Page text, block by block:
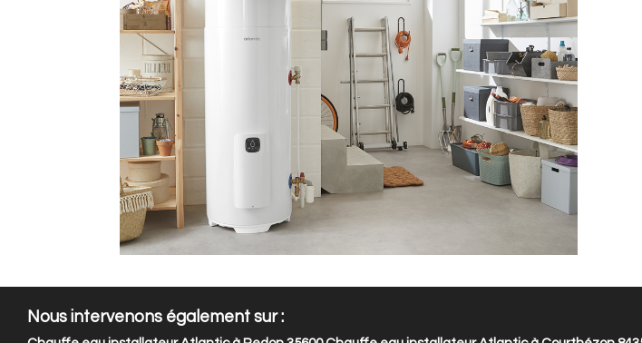
Nous intervenons également sur :